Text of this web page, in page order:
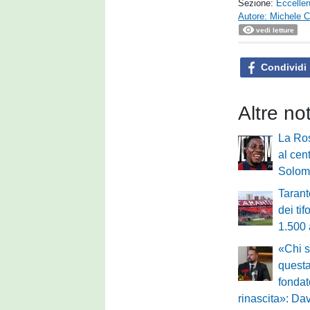
Sezione:
Autore: Michele
vedi letture
Condividi
Altre
La
al
dei
1.500
«Chi
rinascita»: